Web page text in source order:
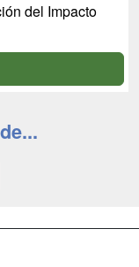
del Impacto